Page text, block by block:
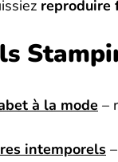
reproduire
à la mode –
intemporels